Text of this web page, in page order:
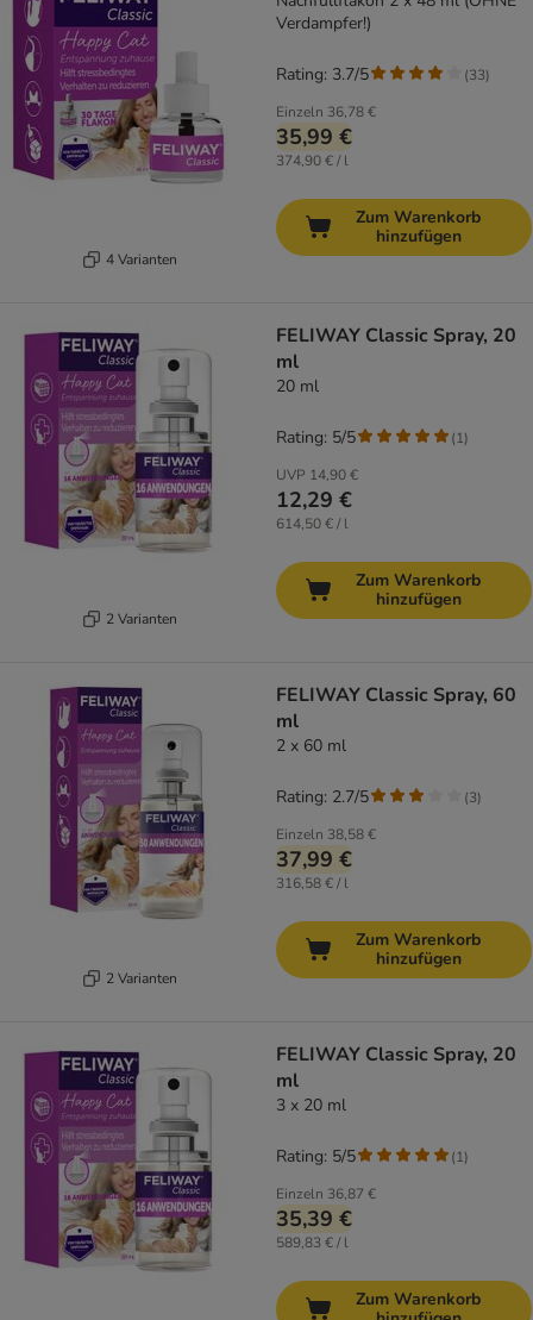
4 Varianten
Verdampfer!)
Einzeln 36,78 €
35,99 €
374,90 € / l
Rating: 3.7/5 (33)
Zum Warenkorb
hinzufügen
2 Varianten
FELIWAY Classic Spray, 20
ml
20 ml
UVP 14,90 €
12,29 €
614,50 € / l
Rating: 5/5 (1)
Zum Warenkorb
hinzufügen
2 Varianten
FELIWAY Classic Spray, 60
ml
2 x 60 ml
Einzeln 38,58 €
37,99 €
316,58 € / l
Rating: 2.7/5 (3)
Zum Warenkorb
hinzufügen
FELIWAY Classic Spray, 20
ml
3 x 20 ml
Einzeln 36,87 €
35,39 €
589,83 € / l
Rating: 5/5 (1)
Zum Warenkorb